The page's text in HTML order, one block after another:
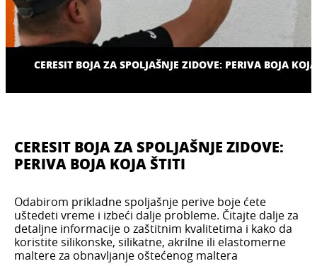
CERESIT BOJA ZA SPOLJAŠNJE ZIDOVE: PERIVA BOJA
CERESIT BOJA ZA SPOLJAŠNJE ZIDOVE:
PERIVA BOJA KOJA ŠTITI
Odabirom prikladne spoljašnje perive boje ćete
uštedeti vreme i izbeći dalje probleme. Čitajte dalje za
detaljne informacije o zaštitnim kvalitetima i kako da
koristite silikonske, silikatne, akrilne ili elastomerne
maltere za obnavljanje oštećenog maltera